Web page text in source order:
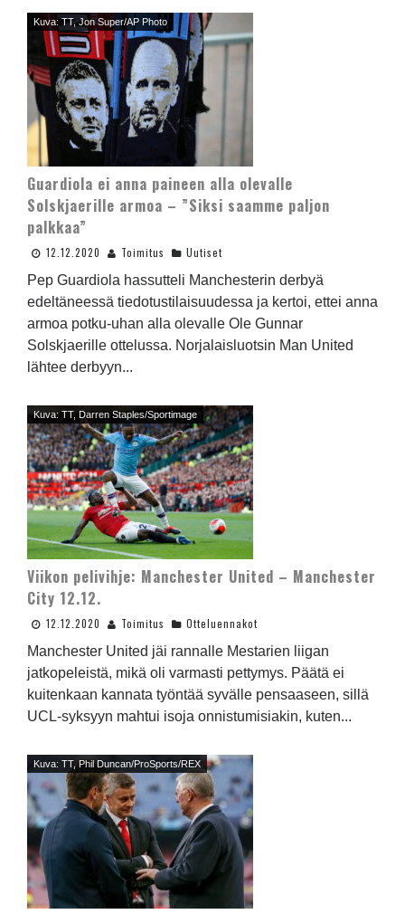
Kuva: TT, Jon Super/AP Photo
Guardiola ei anna paineen alla olevalle
Solskjaerille armoa – ”Siksi saamme paljon
palkkaa”
12.12.2020 Toimitus Uutiset
Pep Guardiola hassutteli Manchesterin derbyä
edeltäneessä tiedotustilaisuudessa ja kertoi, ettei anna
armoa potku-uhan alla olevalle Ole Gunnar
Solskjaerille ottelussa. Norjalaisluotsin Man United
lähtee derbyyn...
Kuva: TT, Darren Staples/Sportimage
Viikon pelivihje: Manchester United – Manchester
City 12.12.
12.12.2020 Toimitus Otteluennakot
Manchester United jäi rannalle Mestarien liigan
jatkopeleistä, mikä oli varmasti pettymys. Päätä ei
kuitenkaan kannata työntää syvälle pensaaseen, sillä
UCL-syksyyn mahtui isoja onnistumisiakin, kuten...
Kuva: TT, Phil Duncan/ProSports/REX